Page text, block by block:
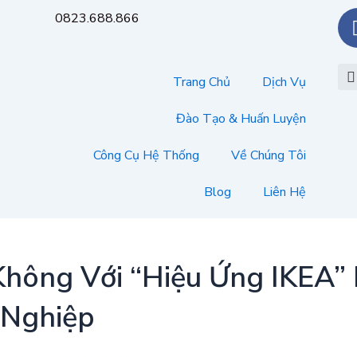
0823.688.866
Trang Chủ Dịch Vụ
Đào Tạo & Huấn Luyện
Công Cụ Hệ Thống Về Chúng Tôi
Blog Liên Hệ
Với “Hiệu Ứng IKEA”